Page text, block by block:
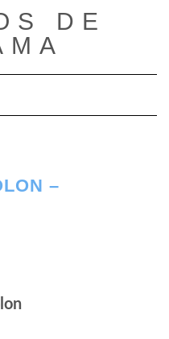
DE
modo de navegación
–